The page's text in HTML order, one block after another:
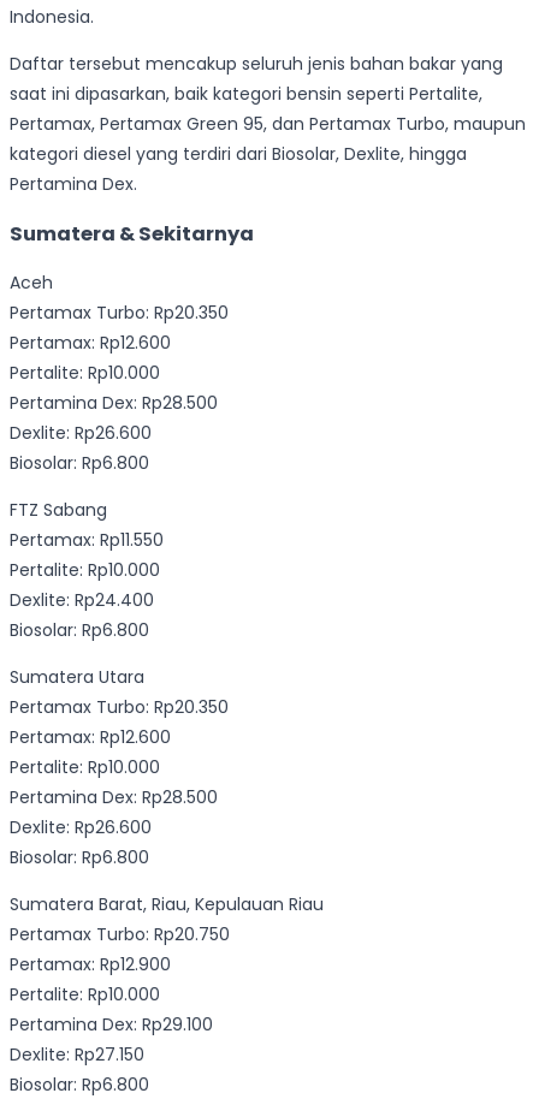
Indonesia.
Daftar tersebut mencakup seluruh jenis bahan bakar yang
saat ini dipasarkan, baik kategori bensin seperti Pertalite,
Pertamax, Pertamax Green 95, dan Pertamax Turbo, maupun
kategori diesel yang terdiri dari Biosolar, Dexlite, hingga
Pertamina Dex.
Sumatera & Sekitarnya
Aceh
Pertamax Turbo: Rp20.350
Pertamax: Rp12.600
Pertalite: Rp10.000
Pertamina Dex: Rp28.500
Dexlite: Rp26.600
Biosolar: Rp6.800
FTZ Sabang
Pertamax: Rp11.550
Pertalite: Rp10.000
Dexlite: Rp24.400
Biosolar: Rp6.800
Sumatera Utara
Pertamax Turbo: Rp20.350
Pertamax: Rp12.600
Pertalite: Rp10.000
Pertamina Dex: Rp28.500
Dexlite: Rp26.600
Biosolar: Rp6.800
Sumatera Barat, Riau, Kepulauan Riau
Pertamax Turbo: Rp20.750
Pertamax: Rp12.900
Pertalite: Rp10.000
Pertamina Dex: Rp29.100
Dexlite: Rp27.150
Biosolar: Rp6.800